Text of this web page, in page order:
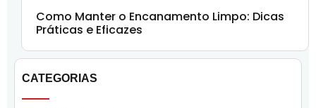
Como Manter o Encanamento Limpo: Dicas
Práticas e Eficazes
CATEGORIAS